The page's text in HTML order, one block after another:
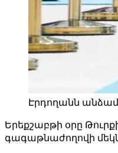
Էրդողանն
Երեքշաբթի օրը
գագաթնաժողովի